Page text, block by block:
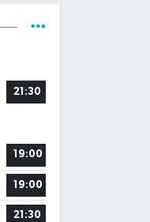
21:30
19:00
19:00
21:30